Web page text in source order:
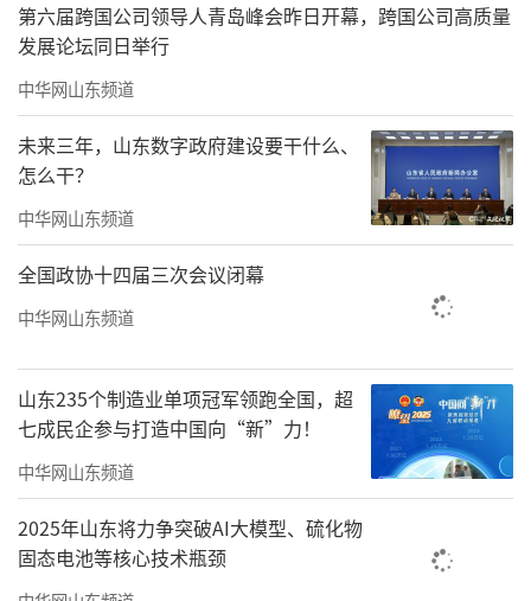
通过训练，培养了指战员良好的队列作风
和昂扬的精神面貌，为下一步训练工作打下了
坚实基础。
第六届跨国公司领导人青岛峰会昨日开幕，跨国公司高质量
发展论坛同日举行
中华网山东频道
未来三年，山东数字政府建设要干什么、
怎么干？
中华网山东频道
全国政协十四届三次会议闭幕
中华网山东频道
山东235个制造业单项冠军领跑全国，超
七成民企参与打造中国向“新”力！
中华网山东频道
2025年山东将力争突破AI大模型、硫化物
固态电池等核心技术瓶颈